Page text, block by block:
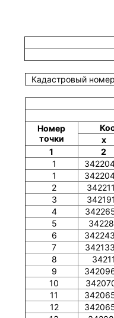
Кадастровый номер
Номер
точки
x
1
2
1
1
2
3
4
5
6
7
8
9
10
11
12